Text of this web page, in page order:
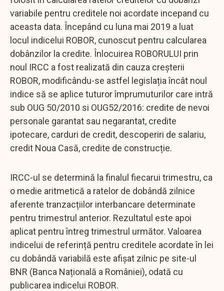
variabile pentru creditele noi acordate incepand cu
aceasta data. Începând cu luna mai 2019 a luat
locul indicelui ROBOR, cunoscut pentru calcularea
dobânzilor la credite. Înlocuirea ROBORULUI prin
noul IRCC a fost realizată din cauza creșterii
ROBOR, modificându-se astfel legislația încât noul
indice să se aplice tuturor împrumuturilor care intră
sub OUG 50/2010 si OUG52/2016: credite de nevoi
personale garantat sau negarantat, credite
ipotecare, carduri de credit, descoperiri de salariu,
credit Noua Casă, credite de construcție.
IRCC-ul se determină la finalul fiecarui trimestru, ca
o medie aritmetică a ratelor de dobândă zilnice
aferente tranzacțiilor interbancare determinate
pentru trimestrul anterior. Rezultatul este apoi
aplicat pentru întreg trimestrul următor. Valoarea
indicelui de referință pentru creditele acordate în lei
cu dobândă variabilă este afișat zilnic pe site-ul
BNR (Banca Națională a României), odată cu
publicarea indicelui ROBOR.